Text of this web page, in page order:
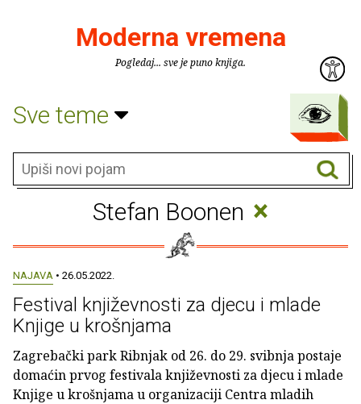
Moderna vremena
Pogledaj... sve je puno knjiga.
Sve teme
Stefan Boonen ×
NAJAVA • 26.05.2022.
Festival književnosti za djecu i mlade
Knjige u krošnjama
Zagrebački park Ribnjak od 26. do 29. svibnja postaje
domaćin prvog festivala književnosti za djecu i mlade
Knjige u krošnjama u organizaciji Centra mladih